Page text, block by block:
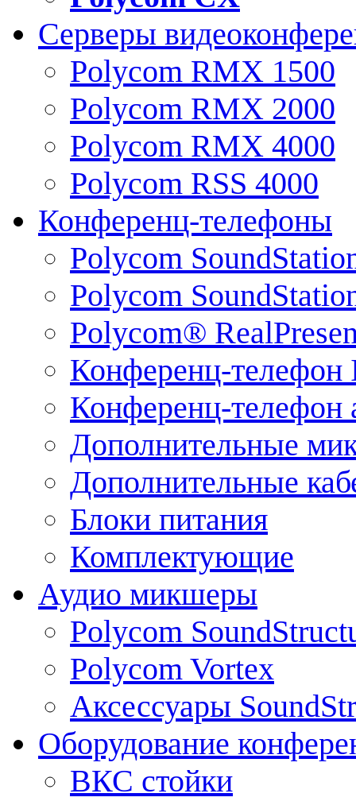
Серверы
Polycom RMX 1500
Polycom RMX 2000
Polycom RMX 4000
Polycom RSS 4000
Конференц-телефоны
Polycom
Polycom
Polycom®
Конференц-телефон
Конференц-телефон
Дополнительные
Дополнительные
Блоки питания
Комплектующие
Аудио микшеры
Polycom
Polycom Vortex
Аксессуары
Оборудование
ВКС стойки